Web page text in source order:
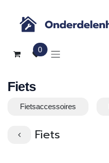
0
Fiets
Fietsaccessoires
Fiets